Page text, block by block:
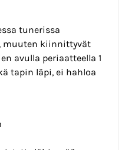
tunerissa
muuten kiinnittyvät
avulla periaatteella 1
tapin läpi, ei hahloa